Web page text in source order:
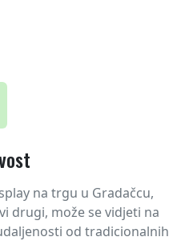
na trgu u Gradačcu,
drugi, može se vidjeti na
od tradicionalnih